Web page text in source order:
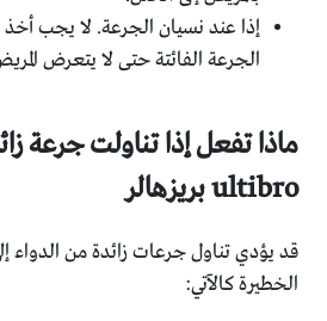
إذا عند نسيان الجرعة. لا يجب
الجرعة الفائتة حتى لا يتعرض
ماذا تفعل إذا تناولت جرعة
ultibro بريزهالر
قد يؤدي تناول جرعات زائدة من
الخطيرة كالآتي: